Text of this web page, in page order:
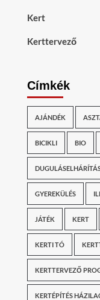
Kert
Kerttervező
Címkék
AJÁNDÉK
BICIKLI BIO
GYEREKÜLÉS
JÁTÉK KERT
KERTI TÓ
KERTTERVEZŐ
KERTÉPÍTÉS